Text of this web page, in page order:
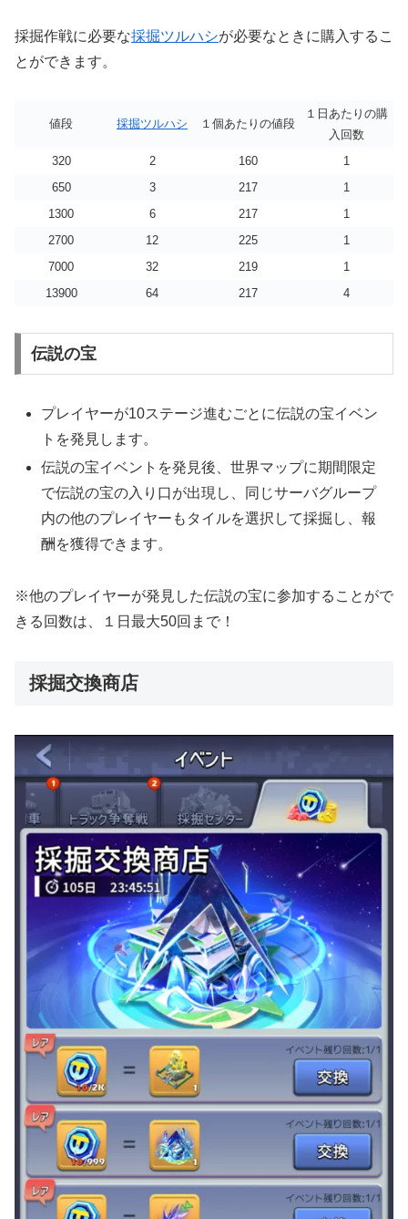
採掘作戦に必要な採掘ツルハシが必要なときに購入するこ
とができます。
値段 採掘ツルハシ １個あたりの値段
１日あたりの購
入回数
320
2 160
1
650
3 217
1
1300
6 217
1
2700
12 225
1
7000
32 219
1
13900
64 217 4
伝説の宝
プレイヤーが10ステージ進むごとに伝説の宝イベン
トを発見します。
伝説の宝イベントを発見後、世界マップに期間限定
で伝説の宝の入り口が出現し、同じサーバグループ
内の他のプレイヤーもタイルを選択して採掘し、報
酬を獲得できます。
※他のプレイヤーが発見した伝説の宝に参加することがで
きる回数は、１日最大50回まで！
採掘交換商店